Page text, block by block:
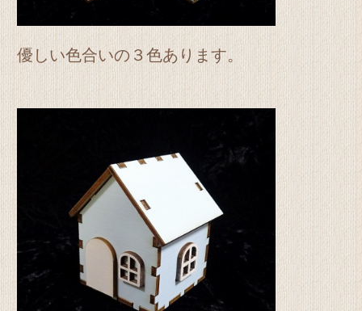
優しい色合いの３色あります。